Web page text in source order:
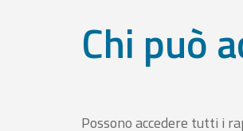
Chi può
Possono accedere tutti i